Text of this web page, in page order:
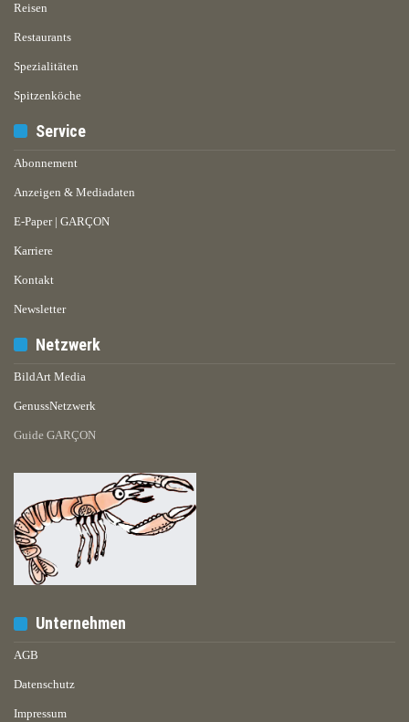
Reisen
Restaurants
Spezialitäten
Spitzenköche
Service
Abonnement
Anzeigen & Mediadaten
E-Paper | GARÇON
Karriere
Kontakt
Newsletter
Netzwerk
BildArt Media
GenussNetzwerk
Guide GARÇON
Unternehmen
AGB
Datenschutz
Impressum